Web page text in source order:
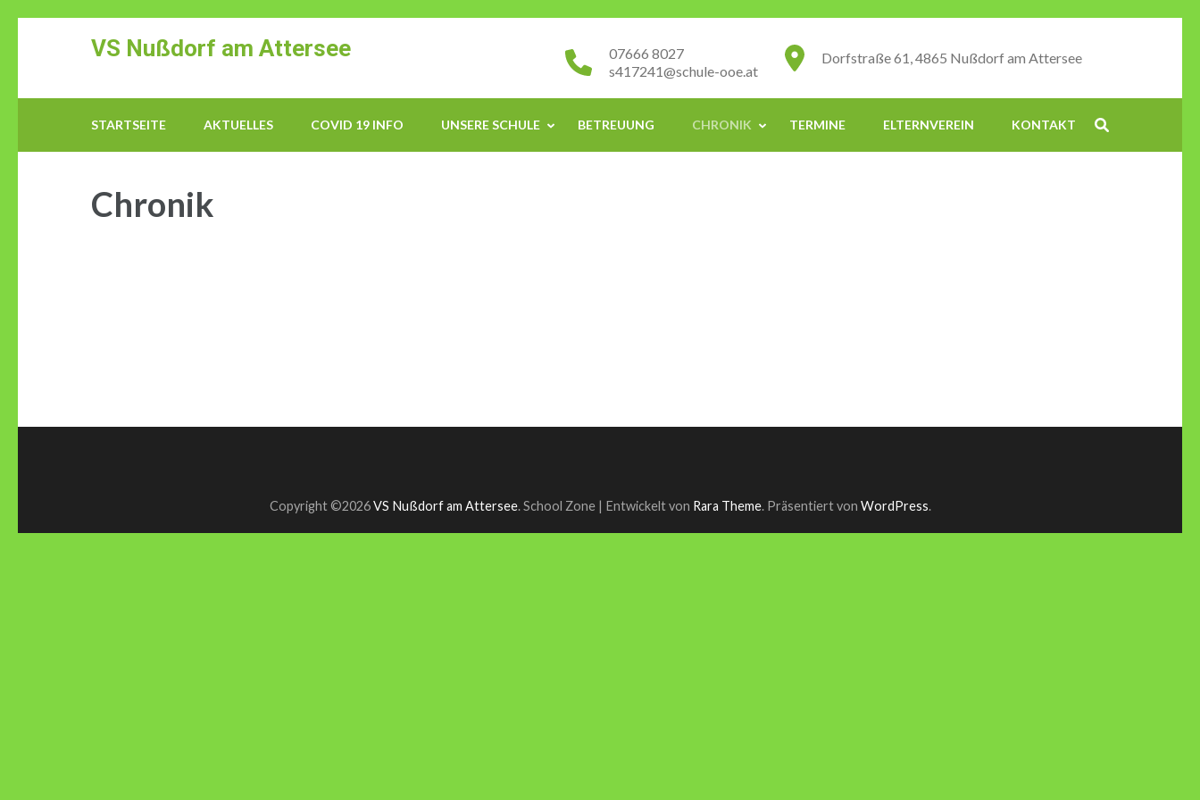
(Enter
VS Nußdorf am Attersee Dorfstraße 61, 4865 Nußdorf am Attersee
07666 8027
s417241@schule-ooe.at
STARTSEITE AKTUELLES COVID 19 INFO UNSERE SCHULE BETREUUNG CHRONIK TERMINE ELTERNVEREIN KONTAKT
Chronik
Copyright ©2026VS Nußdorf am Attersee. School Zone | Entwickelt von Rara Theme. Präsentiert von WordPress.